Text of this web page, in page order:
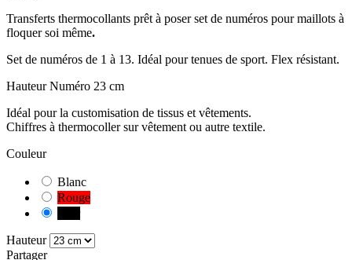
Transferts thermocollants prêt à poser set de numéros pour maillots à
floquer soi même.
Set de numéros de 1 à 13. Idéal pour tenues de sport. Flex résistant.
Hauteur Numéro 23 cm
Idéal pour la customisation de tissus et vêtements.
Chiffres à thermocoller sur vêtement ou autre textile.
Couleur
Blanc
Rouge
Hauteur
Partager